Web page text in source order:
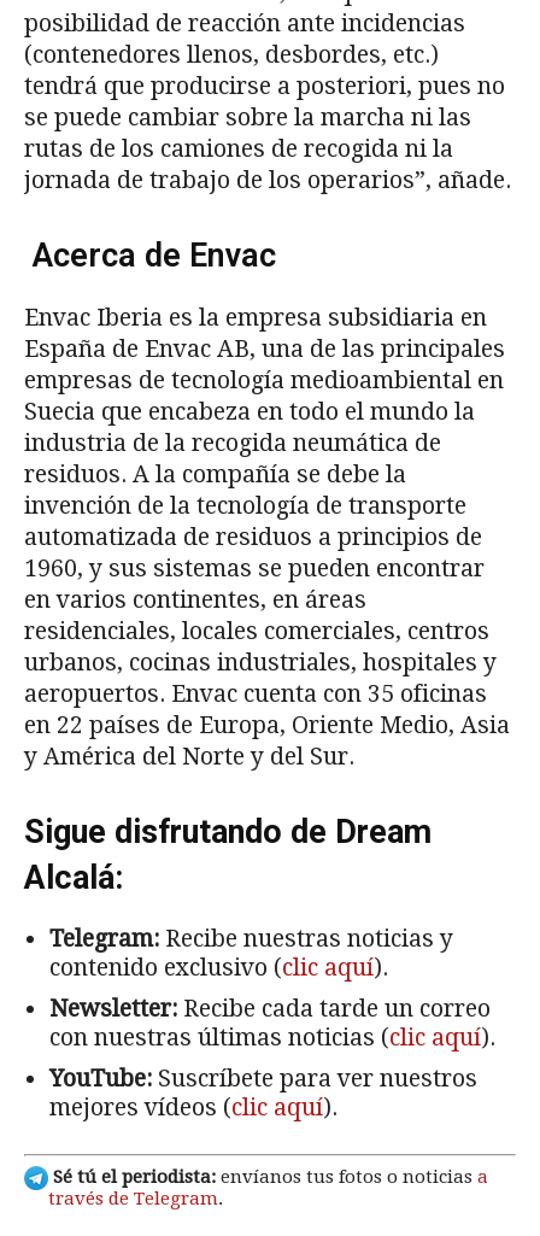
posibilidad de reacción ante incidencias
(contenedores llenos, desbordes, etc.)
tendrá que producirse a posteriori, pues no
se puede cambiar sobre la marcha ni las
rutas de los camiones de recogida ni la
jornada de trabajo de los operarios”, añade.
Acerca de Envac
Envac Iberia es la empresa subsidiaria en
España de Envac AB, una de las principales
empresas de tecnología medioambiental en
Suecia que encabeza en todo el mundo la
industria de la recogida neumática de
residuos. A la compañía se debe la
invención de la tecnología de transporte
automatizada de residuos a principios de
1960, y sus sistemas se pueden encontrar
en varios continentes, en áreas
residenciales, locales comerciales, centros
urbanos, cocinas industriales, hospitales y
aeropuertos. Envac cuenta con 35 oficinas
en 22 países de Europa, Oriente Medio, Asia
y América del Norte y del Sur.
Sigue disfrutando de Dream
Alcalá:
Telegram: Recibe nuestras noticias y
contenido exclusivo (clic aquí).
Newsletter: Recibe cada tarde un correo
con nuestras últimas noticias (clic aquí).
YouTube: Suscríbete para ver nuestros
mejores vídeos (clic aquí).
Sé tú el periodista: envíanos tus fotos o noticias a
través de Telegram.